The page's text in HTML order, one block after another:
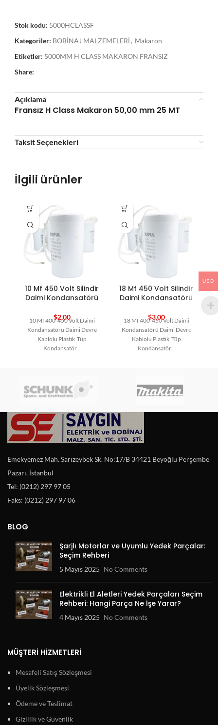
Stok kodu: 5000HCLASSF
Kategoriler: BOBİNAJ MALZEMELERİ , Makaron
Etiketler: 5000MM H CLASS MAKARON FRANSIZ
Share:
Açıklama
Fransız H Class Makaron 50,00 mm 25 MT
Taksit Seçenekleri
İlgili ürünler
10 Mf 450 Volt Silindir
Daimi Kondansatörü
$2,00
10 Mf 400-450 Volt Daimi
Kondansatörü Daimi Devre
Kablolu Plastik Tüp
Kondansatör
18 Mf 450 Volt Silindir
Daimi Kondansatörü
$3,00
18 Mf 400-450 Volt Daimi
Kondansatörü Daimi Devre
Kablolu Plastik Tüp
Kondansatör
Emekyemez Mah. Sarızeybek Sk. No:17/B 34421 Beyoğlu Perşembe
Pazarı, İstanbul
Tel: (0212) 297 97 05
Faks: (0212) 297 97 06
BLOG
Şarjlı Motorlar ve Uyumlu Yedek Parçalar:
Seçim Rehberi
5 Mayıs 2025 No Comments
Elektrikli El Aletleri Yedek Parçaları Seçim
Rehberi: Hangi Parça Ne İşe Yarar?
4 Mayıs 2025 No Comments
MÜŞTERI HIZMETLERI
Mesafeli Satış Sözleşmesi
Üyelik Sözleşmesi
Ödeme ve Teslimat
Gizlilik ve Güvenlik
USD